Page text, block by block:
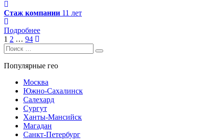
Стаж компании 11 лет
Подробнее
Навигация
по
записям
1 2 … 94
Search
for:
Search
Популярные гео
Москва
Южно-Сахалинск
Салехард
Сургут
Ханты-Мансийск
Магадан
Санкт-Петербург